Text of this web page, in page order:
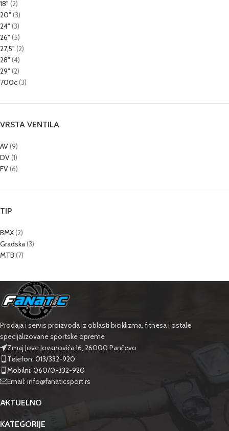
18" (2)
20" (3)
24" (3)
26" (5)
27,5" (2)
28" (4)
29" (2)
700c(3)
VRSTA VENTILA
AV(9)
DV(1)
FV(6)
TIP
BMX(2)
Gradska(3)
MTB (7)
Prodaja i servis proizvoda iz oblasti biciklizma, fitnesa i ostale
specijalizovane sportske opreme
Zmaj Jove Jovanovića 16, 26000 Pančevo
Telefon: 013/332-920
Mobilni: 060/0-332-920
Email: info@fanaticsport.rs
AKTUELNO
KATEGORIJE